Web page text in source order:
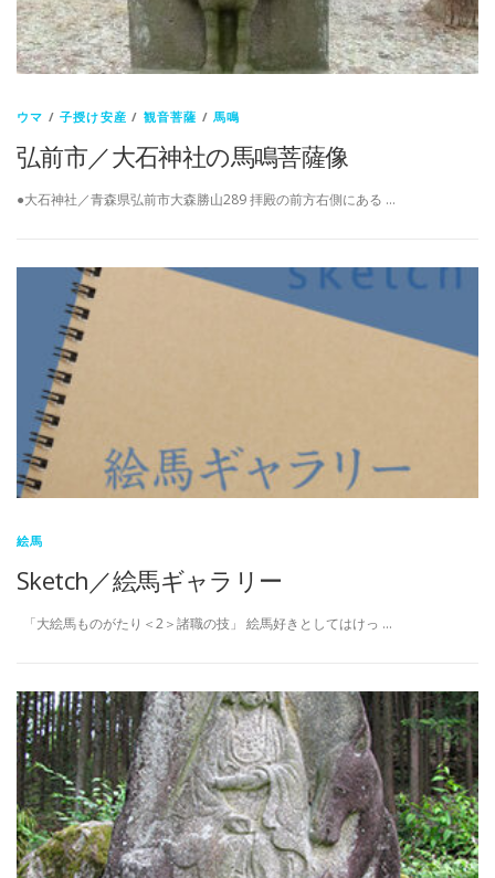
ウマ /子授け安産 / 観音菩薩 /馬鳴
弘前市／大石神社の馬鳴菩薩像
●大石神社／青森県弘前市大森勝山289 拝殿の前方右側にある …
絵馬
Sketch／絵馬ギャラリー
「大絵馬ものがたり＜2＞諸職の技」 絵馬好きとしてはけっ …